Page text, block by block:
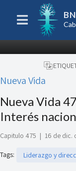
Nueva Vida
Nueva Vida
Interés
Capitulo 475 | 16 de dic.
Tags: Liderazgo y